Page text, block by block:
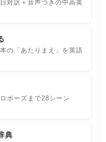
対訳＋音声つきの中高英
の「あたりまえ」を英語
ポーズまで28シーン
典